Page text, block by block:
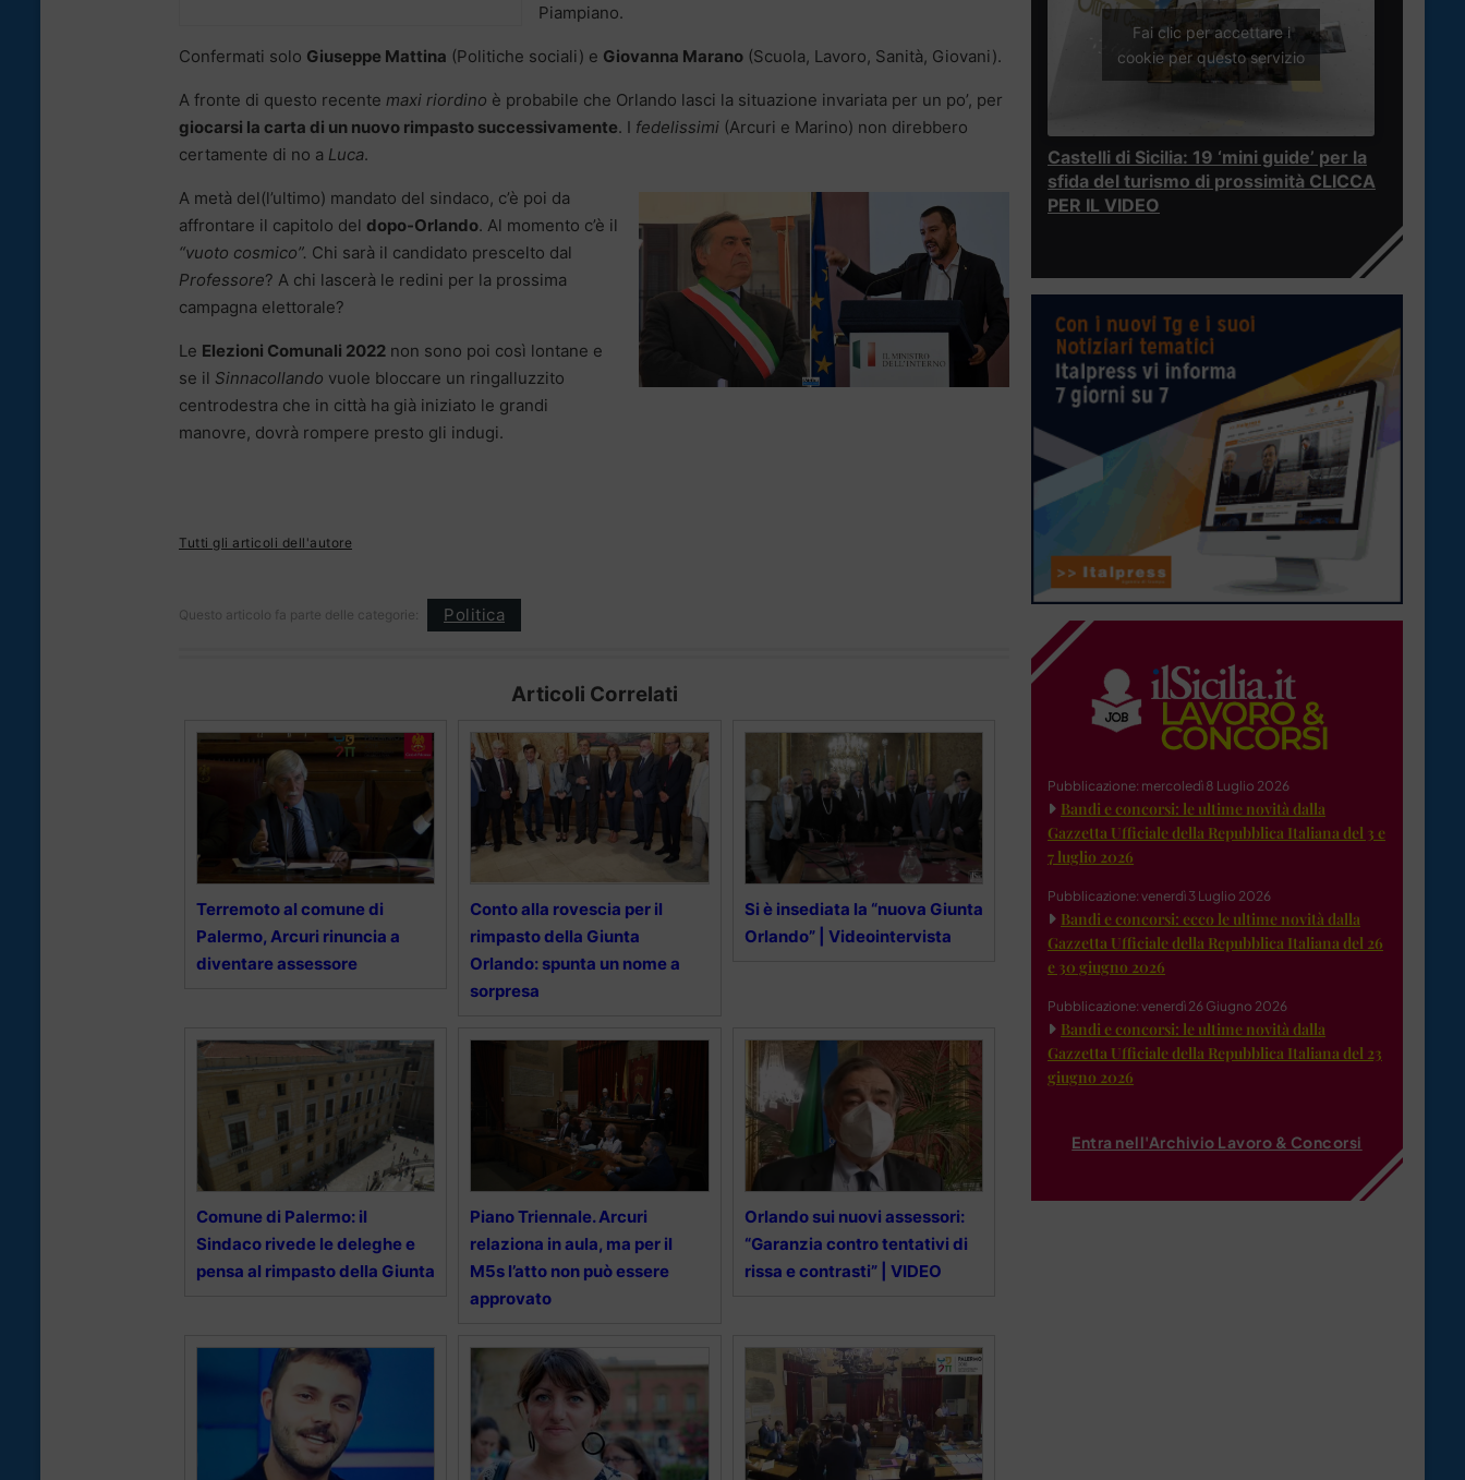
Piampiano.
Confermati solo Giuseppe Mattina (Politiche sociali) e Giovanna Marano (Scuola, Lavoro, Sanità, Giovani).
A fronte di questo recente maxi riordino è probabile che Orlando lasci la situazione invariata per un po’, per
giocarsi la carta di un nuovo rimpasto successivamente. I fedelissimi (Arcuri e Marino) non direbbero
certamente di no a Luca.
A metà del(l’ultimo) mandato del sindaco, c’è poi da
affrontare il capitolo del dopo-Orlando. Al momento c’è il
“vuoto cosmico”. Chi sarà il candidato prescelto dal
Professore? A chi lascerà le redini per la prossima
campagna elettorale?
Le Elezioni Comunali 2022 non sono poi così lontane e
se il Sinnacollando vuole bloccare un ringalluzzito
centrodestra che in città ha già iniziato le grandi
manovre, dovrà rompere presto gli indugi.
Tutti gli articoli dell'autore
Questo articolo fa parte delle categorie: Politica
Articoli Correlati
Terremoto al comune di
Palermo, Arcuri rinuncia a
diventare assessore
Conto alla rovescia per il
rimpasto della Giunta
Orlando: spunta un nome a
sorpresa
Si è insediata la “nuova Giunta
Orlando” | Videointervista
Comune di Palermo: il
Sindaco rivede le deleghe e
pensa al rimpasto della Giunta
Piano Triennale. Arcuri
relaziona in aula, ma per il
M5s l’atto non può essere
approvato
Orlando sui nuovi assessori:
“Garanzia contro tentativi di
rissa e contrasti” | VIDEO
Fai clic per accettare i
cookie per questo servizio
Castelli di Sicilia: 19 ‘mini guide’ per la
sfida del turismo di prossimità CLICCA
PER IL VIDEO
Pubblicazione: mercoledì 8 Luglio 2026
Bandi e concorsi: le ultime novità dalla
Gazzetta Ufficiale della Repubblica Italiana del 3 e
7 luglio 2026
Pubblicazione: venerdì 3 Luglio 2026
Bandi e concorsi: ecco le ultime novità dalla
Gazzetta Ufficiale della Repubblica Italiana del 26
e 30 giugno 2026
Pubblicazione: venerdì 26 Giugno 2026
Bandi e concorsi: le ultime novità dalla
Gazzetta Ufficiale della Repubblica Italiana del 23
giugno 2026
Entra nell'Archivio Lavoro & Concorsi